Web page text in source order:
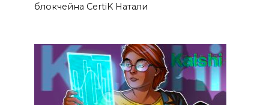
блокчейна CertiK Натали